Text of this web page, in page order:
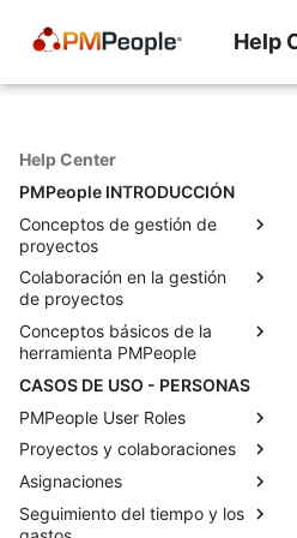
Help
Help Center
PMPeople INTRODUCCIÓN
Conceptos de gestión de
proyectos
La economía del proyecto
El momento decisivo para un
director de proyecto
Lo que los gerentes realmente
quieren decir cuando nos
“empoderan” como gerentes
de proyecto
Tres tipos de habilidades para
un PM
Anticipándose a los
Colaboración en la gestión
de proyectos
Roles para la gestión
profesional de proyectos
Estados para solicitudes y
proyectos
Cómo agregar muchos
proyectos
Objetos para la gestión
profesional de proyectos
Conceptos básicos de la
herramienta PMPeople
Una herramienta para todos
los proyectos
Modelo de negocio de
PMPeople
Roles de administrador y
propietario de la organización
CASOS DE USO - PERSONAS
PMPeople User Roles
Functional Manager
Project Management Office
Portfolio Manager
Proyectos y colaboraciones
Equipos de proyecto en
PMPeople
Asignaciones
Asignaciones con PMPeople
Seguimiento del tiempo y los